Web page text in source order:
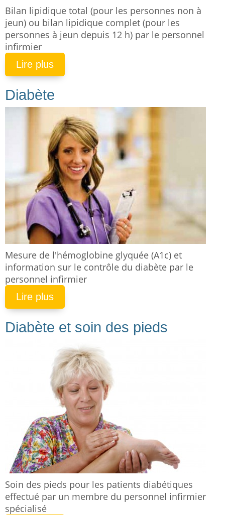
Bilan lipidique total (pour les personnes non à
jeun) ou bilan lipidique complet (pour les
personnes à jeun depuis 12 h) par le personnel
infirmier
Lire plus
Diabète
Mesure de l'hémoglobine glyquée (A1c) et
information sur le contrôle du diabète par le
personnel infirmier
Lire plus
Diabète et soin des pieds
Soin des pieds pour les patients diabétiques
effectué par un membre du personnel infirmier
spécialisé